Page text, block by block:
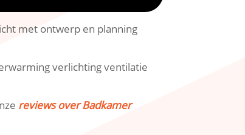
met ontwerp en planning
verlichting ventilatie
reviews over Badkamer